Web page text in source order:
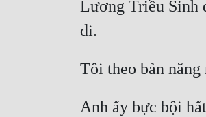
Lương Triều Sinh
Anh ấy bực bội